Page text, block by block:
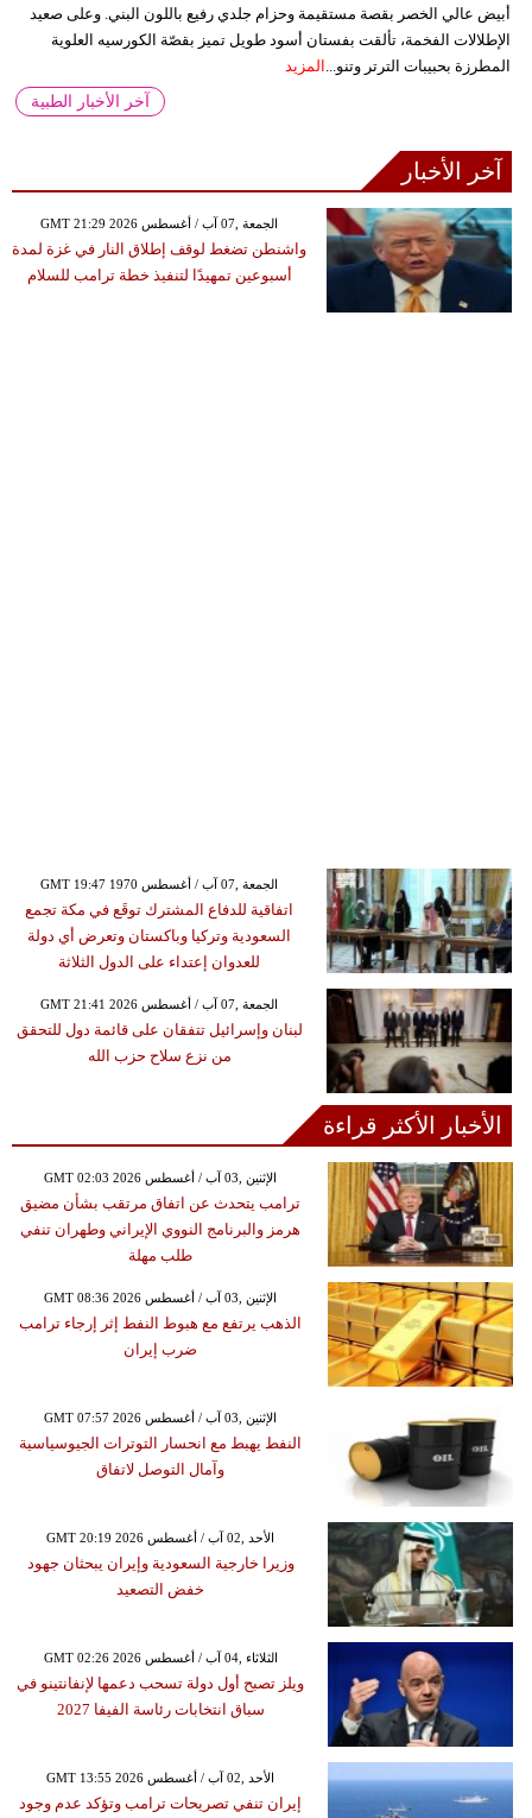
أبيض عالي الخصر بقصة مستقيمة وحزام جلدي رفيع باللون البني. وعلى صعيد
الإطلالات الفخمة، تألقت بفستان أسود طويل تميز بقصّة الكورسيه العلوية
المطرزة بحبيبات الترتر وتنو... المزيد
آخر الأخبار الطبية
آخر الأخبار
GMT 21:29 2026 الجمعة ,07 آب / أغسطس
واشنطن تضغط لوقف إطلاق النار في غزة لمدة
أسبوعين تمهيدًا لتنفيذ خطة ترامب للسلام
GMT 19:47 1970 الجمعة ,07 آب / أغسطس
اتفاقية للدفاع المشترك توقَع في مكة تجمع
السعودية وتركيا وباكستان وتعرض أي دولة
للعدوان إعتداء على الدول الثلاثة
GMT 21:41 2026 الجمعة ,07 آب / أغسطس
لبنان وإسرائيل تتفقان على قائمة دول للتحقق
من نزع سلاح حزب الله
الأخبار الأكثر قراءة
GMT 02:03 2026 الإثنين ,03 آب / أغسطس
ترامب يتحدث عن اتفاق مرتقب بشأن مضيق
هرمز والبرنامج النووي الإيراني وطهران تنفي
طلب مهلة
GMT 08:36 2026 الإثنين ,03 آب / أغسطس
الذهب يرتفع مع هبوط النفط إثر إرجاء ترامب
ضرب إيران
GMT 07:57 2026 الإثنين ,03 آب / أغسطس
النفط يهبط مع انحسار التوترات الجيوسياسية
وآمال التوصل لاتفاق
GMT 20:19 2026 الأحد ,02 آب / أغسطس
وزيرا خارجية السعودية وإيران يبحثان جهود
خفض التصعيد
GMT 02:26 2026 الثلاثاء ,04 آب / أغسطس
ويلز تصبح أول دولة تسحب دعمها لإنفانتينو في
سباق انتخابات رئاسة الفيفا 2027
GMT 13:55 2026 الأحد ,02 آب / أغسطس
إيران تنفي تصريحات ترامب وتؤكد عدم وجود